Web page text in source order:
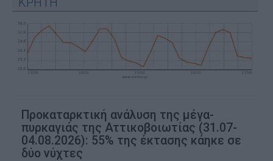
Προκαταρκτική ανάλυση της μέγα-
πυρκαγιάς της Αττικοβοιωτίας (31.07-
04.08.2026): 55% της έκτασης κάηκε σε
δύο νύχτες